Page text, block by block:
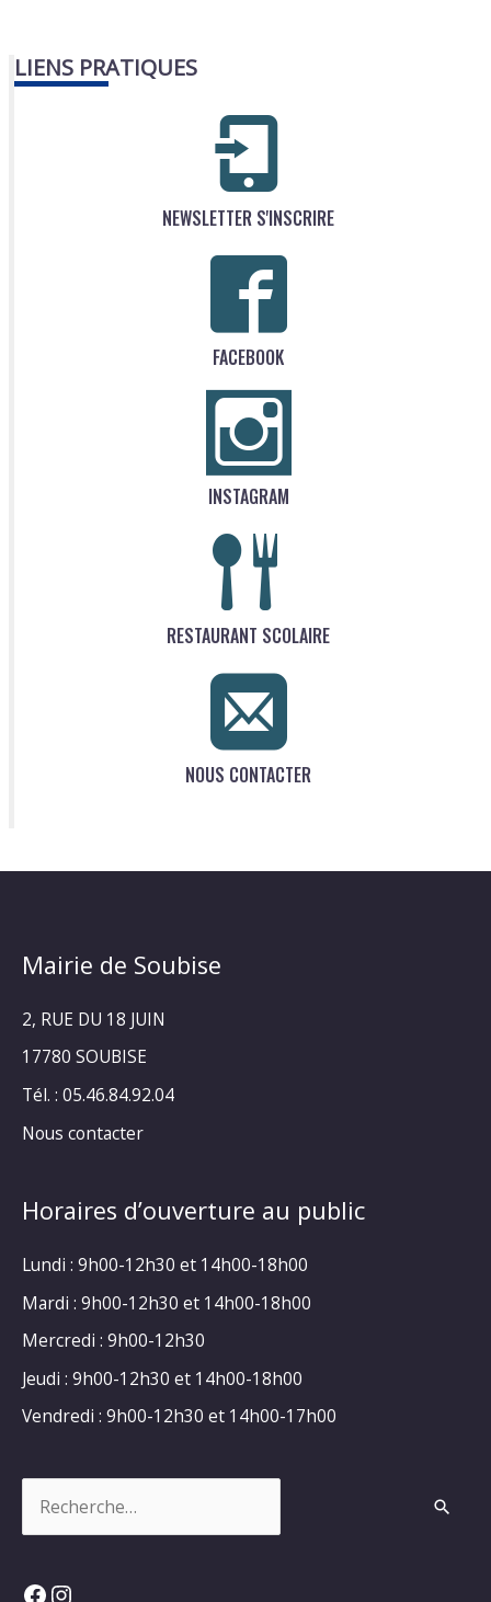
LIENS PRATIQUES
NEWSLETTER S'INSCRIRE
FACEBOOK
INSTAGRAM
RESTAURANT SCOLAIRE
NOUS CONTACTER
Mairie de Soubise
2, RUE DU 18 JUIN
17780 SOUBISE
Tél. : 05.46.84.92.04
Nous contacter
Horaires d’ouverture au public
Lundi : 9h00-12h30 et 14h00-18h00
Mardi : 9h00-12h30 et 14h00-18h00
Mercredi : 9h00-12h30
Jeudi : 9h00-12h30 et 14h00-18h00
Vendredi : 9h00-12h30 et 14h00-17h00
Facebook
Instagram